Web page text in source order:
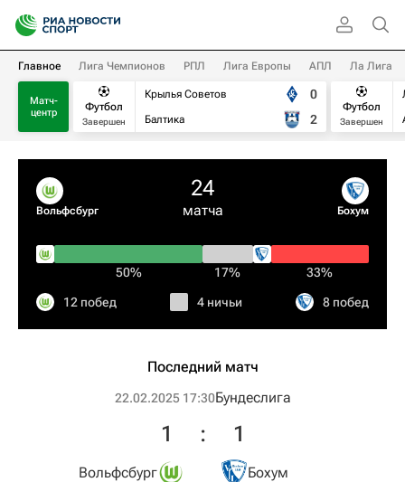
Главное Лига Чемпионов РПЛ Лига Европы АПЛ Ла Лига
Матч-
центр
Футбол
Завершен
Крылья Советов
Балтика
0
2
Футбол
Завершен
Вольфсбург
24
матча Бохум
50% 17% 33%
12 побед 4 ничьи 8 побед
Последний матч
22.02.2025 17:30Бундеслига
Вольфсбург
1 : 1
Бохум